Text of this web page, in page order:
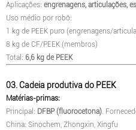
Aplicações: engrenagens, articulações,
Uso médio por robô:
1 kg de PEEK puro (engrenagens/
8 kg de CF/PEEK (membros)
Total: 6,6 kg de PEEK
03. Cadeia produtiva do PEEK
Matérias-primas:
Principal: DFBP (fluorocetona).
China: Sinochem, Zhongxin, Xingfu